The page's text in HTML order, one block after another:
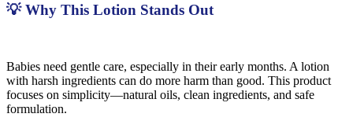
💡 Why This Lotion Stands Out
Babies need gentle care, especially in their early months. A lotion
with harsh ingredients can do more harm than good. This product
focuses on simplicity—natural oils, clean ingredients, and safe
formulation.